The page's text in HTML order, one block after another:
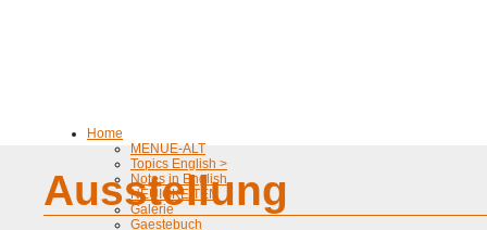
Home
MENUE-ALT
Topics English >
Notes in English
NEUIGKEITEN
Galerie
Gaestebuch
Ausstellung